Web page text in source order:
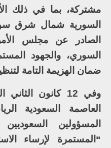
مشتركة، بما في ذلك
الصادر عن مجلس
السوري، والجهود
ضمان الهزيمة التامة
وفي 12 كانون
العاصمة السعودية
المسؤولين
“المستمرة لإرساء